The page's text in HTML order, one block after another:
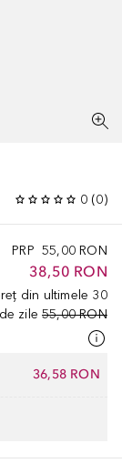
0 (0)
PRP 55,00 RON
38,50 RON
din ultimele 30
de zile 55,00 RON
36,58 RON